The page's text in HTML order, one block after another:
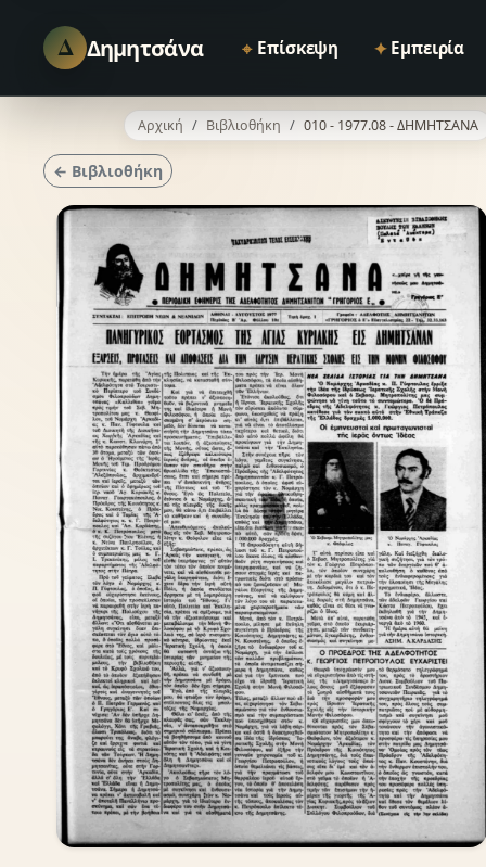
Δ Δημητσάνα ⌖ Επίσκεψη ✦ Εμπειρία
Αρχική Βιβλιοθήκη 010 - 1977.08 - ΔΗΜΗΤΣΑΝΑ
← Βιβλιοθήκη